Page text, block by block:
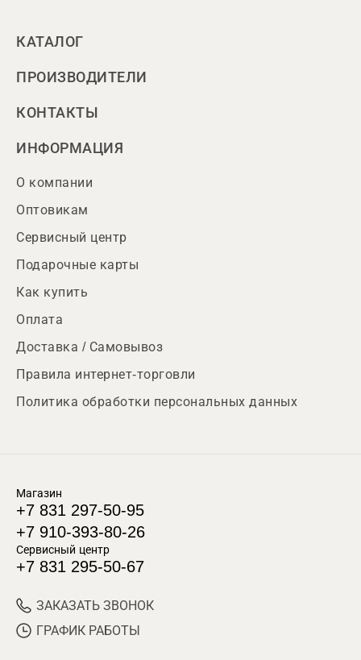
КАТАЛОГ
ПРОИЗВОДИТЕЛИ
КОНТАКТЫ
ИНФОРМАЦИЯ
О компании
Оптовикам
Сервисный центр
Подарочные карты
Как купить
Оплата
Доставка / Самовывоз
Правила интернет-торговли
Политика обработки персональных данных
Магазин
+7 831 297-50-95
+7 910-393-80-26
Сервисный центр
+7 831 295-50-67
ЗАКАЗАТЬ ЗВОНОК
ГРАФИК РАБОТЫ